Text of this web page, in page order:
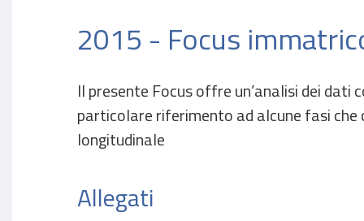
2015 - Focus
Il presente Focus offre un’analisi dei dati
particolare riferimento ad alcune fasi
longitudinale
Allegati